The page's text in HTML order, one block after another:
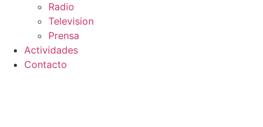
Radio
Television
Prensa
Actividades
Contacto